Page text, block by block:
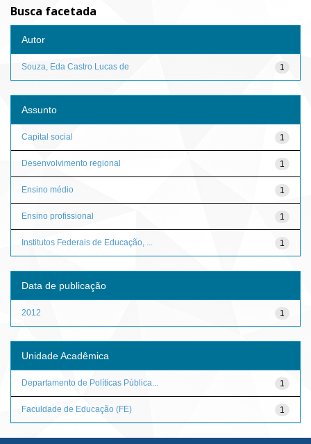
Busca facetada
Autor
1
Souza, Eda Castro Lucas de
Assunto
1
Capital social
1
Desenvolvimento regional
1
Ensino médio
1
Ensino profissional
1
Institutos Federais de Educação, ...
Data de publicação
1
2012
Unidade Acadêmica
1
Departamento de Políticas Pública...
1
Faculdade de Educação (FE)